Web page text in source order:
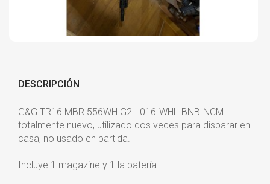
DESCRIPCIÓN
G&G TR16 MBR 556WH G2L-016-WHL-BNB-NCM
totalmente nuevo, utilizado dos veces para disparar en
casa, no usado en partida.
Incluye 1 magazine y 1 la batería